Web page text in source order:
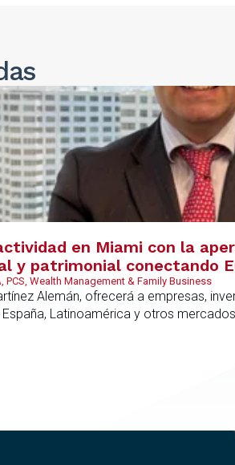
en Miami con la
y patrimonial conectando
PCS, Wealth Management & Family Business
Alemán, ofrecerá a empresas,
Latinoamérica y otros